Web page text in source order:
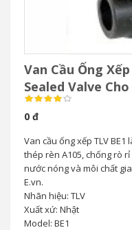
Van Cầu Ống
Sealed Valve
Áp Suất Cao
0 đ
Van cầu ống xếp TLV
thép rèn A105, chống rò
nước nóng và môi chất
E.vn.
Nhãn hiệu: TLV
Xuất xứ: Nhật
Model: BE1